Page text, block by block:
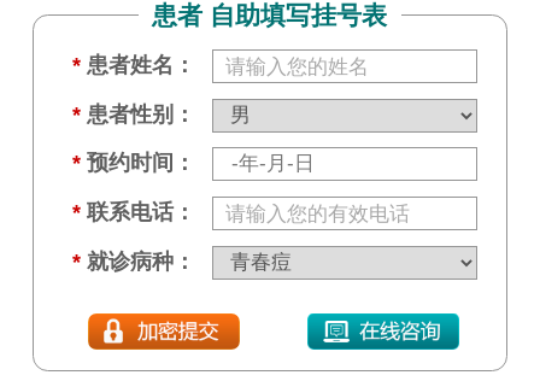
患者 自助填写挂号表
* 患者姓名：
* 患者性别：
* 预约时间：
* 联系电话：
* 就诊病种：